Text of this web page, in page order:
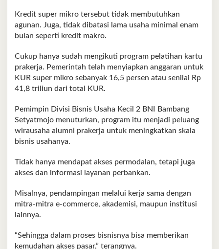
Kredit super mikro tersebut tidak membutuhkan
agunan. Juga, tidak dibatasi lama usaha minimal enam
bulan seperti kredit makro.
Cukup hanya sudah mengikuti program pelatihan kartu
prakerja. Pemerintah telah menyiapkan anggaran untuk
KUR super mikro sebanyak 16,5 persen atau senilai Rp
41,8 triliun dari total KUR.
Pemimpin Divisi Bisnis Usaha Kecil 2 BNI Bambang
Setyatmojo menuturkan, program itu menjadi peluang
wirausaha alumni prakerja untuk meningkatkan skala
bisnis usahanya.
Tidak hanya mendapat akses permodalan, tetapi juga
akses dan informasi layanan perbankan.
Misalnya, pendampingan melalui kerja sama dengan
mitra-mitra e-commerce, akademisi, maupun institusi
lainnya.
“Sehingga dalam proses bisnisnya bisa memberikan
kemudahan akses pasar,” terangnya.